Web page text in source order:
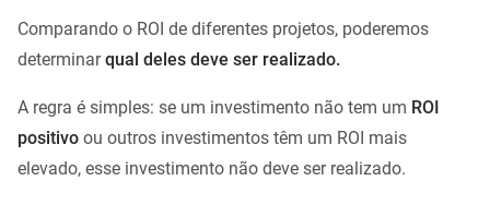
Comparando o ROI de diferentes projetos, poderemos
determinarqual deles deve ser realizado.
A regra é simples: se um investimento não tem um ROI
positivo ou outros investimentos têm um ROI mais
elevado, esse investimento não deve ser realizado.